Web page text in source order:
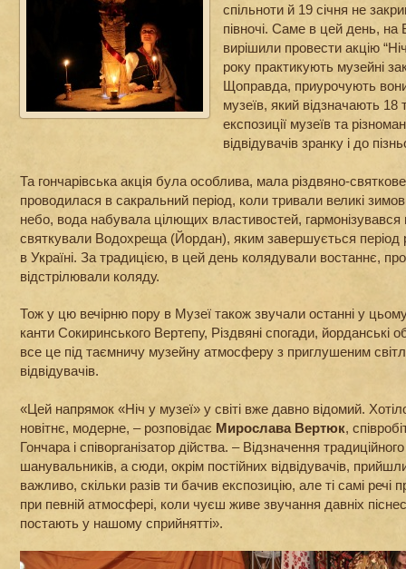
спільноти й 19 січня не
півночі. Саме в цей день, на
вирішили провести акцію
року практикують музейні
Щоправда, приурочують
музеїв, який відзначають
експозиції музеїв та
відвідувачів зранку і до
Та гончарівська акція була особлива, мала різдвяно-
проводилася в сакральний період, коли тривали великі
небо, вода набувала цілющих властивостей,
святкували Водохреща (Йордан), яким завершується період
в Україні. За традицією, в цей день колядували востаннє,
відстрілювали коляду.
Тож у цю вечірню пору в Музеї також звучали останні у цьому
канти Сокиринського Вертепу, Різдвяні спогади, йорданські
все це під таємничу музейну атмосферу з приглушеним
відвідувачів.
«Цей напрямок «Ніч у музеї» у світі вже давно відомий.
новітнє, модерне, – розповідає Мирослава Вертюк,
Гончара і співорганізатор дійства. – Відзначення
шанувальників, а сюди, окрім постійних відвідувачів,
важливо, скільки разів ти бачив експозицію, але ті самі речі
при певній атмосфері, коли чуєш живе звучання давніх
постають у нашому сприйнятті».